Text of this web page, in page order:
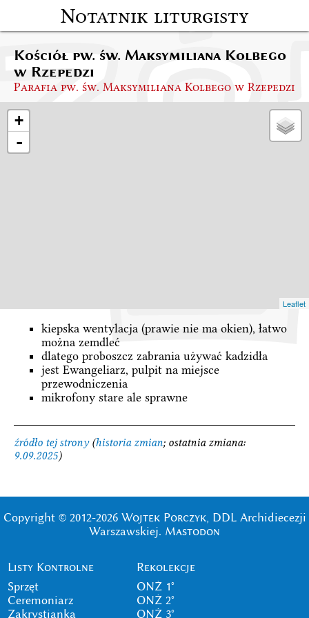
Notatnik liturgisty
Kościół pw. św. Maksymiliana Kolbego
w Rzepedzi
Parafia pw. św. Maksymiliana Kolbego w Rzepedzi
+
-
Leaflet
kiepska wentylacja (prawie nie ma okien), łatwo
można zemdleć
dlatego proboszcz zabrania używać kadzidła
jest Ewangeliarz, pulpit na miejsce
przewodniczenia
mikrofony stare ale sprawne
źródło tej strony(historia zmian; ostatnia zmiana:
9.09.2025)
Copyright © 2012-2026 Wojtek Porczyk, DDL Archidiecezji
Warszawskiej. Mastodon
Listy Kontrolne
Sprzęt
Ceremoniarz
Zakrystianka
Rekolekcje
ONŻ 1°
ONŻ 2°
ONŻ 3°